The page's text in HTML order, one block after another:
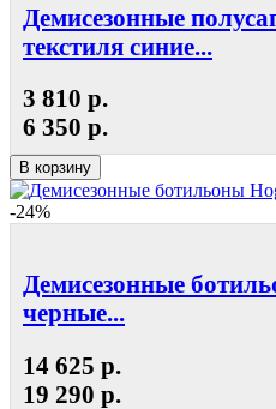
Демисезонные
текстиля синие...
3 810 р.
6 350 р.
В корзину
-24%
Демисезонные
черные...
14 625 р.
19 290 р.